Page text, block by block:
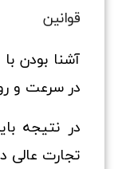
قوانین
آشنا بودن
در سرعت و
در نتیجه
تجارت عالی